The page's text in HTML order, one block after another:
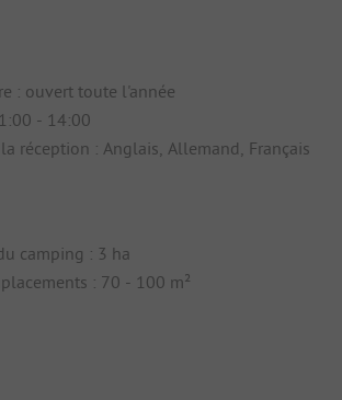
: ouvert toute l'année
- 14:00
réception : Anglais, Allemand, Français
camping : 3 ha
: 70 - 100 m²